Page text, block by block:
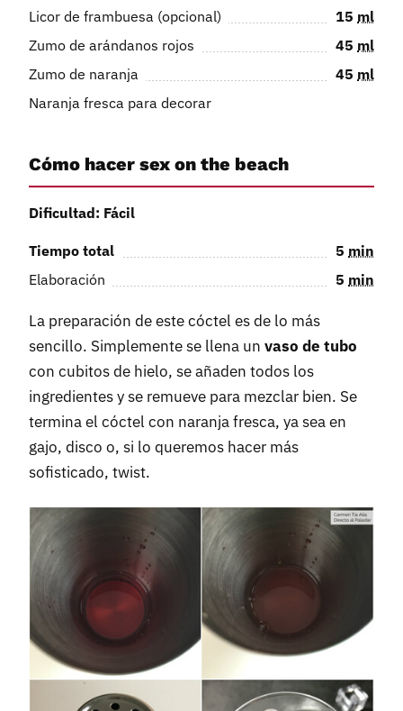
Licor de frambuesa (opcional) 15 ml
Zumo de arándanos rojos
45 ml
Zumo de naranja
45 ml
Naranja fresca para decorar
Cómo hacer sex on the beach
Dificultad: Fácil
Tiempo total 5 min
Elaboración
5 min
La preparación de este cóctel es de lo más
sencillo. Simplemente se llena un vaso de tubo
con cubitos de hielo, se añaden todos los
ingredientes y se remueve para mezclar bien. Se
termina el cóctel con naranja fresca, ya sea en
gajo, disco o, si lo queremos hacer más
sofisticado, twist.